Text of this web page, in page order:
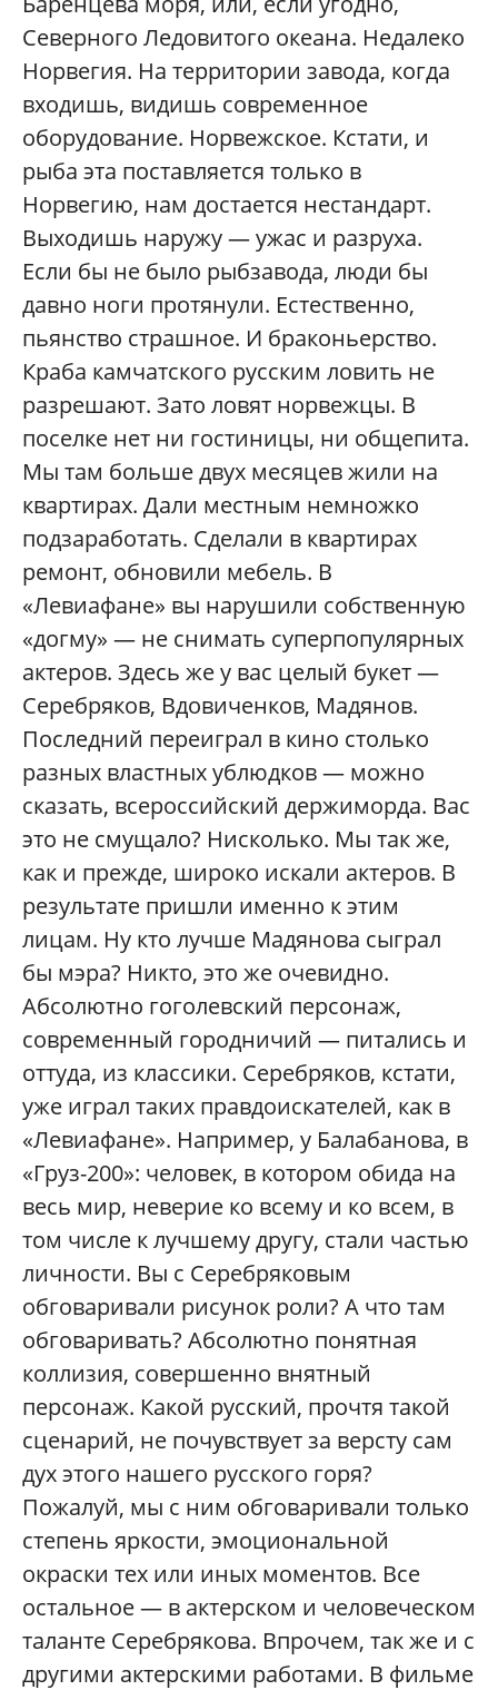
Северного Ледовитого океана. Недалеко
Норвегия. На территории завода, когда
входишь, видишь современное
оборудование. Норвежское. Кстати, и
рыба эта поставляется только в
Норвегию, нам достается нестандарт.
Выходишь наружу — ужас и разруха.
Если бы не было рыбзавода, люди бы
давно ноги протянули. Естественно,
пьянство страшное. И браконьерство.
Краба камчатского русским ловить не
разрешают. Зато ловят норвежцы. В
поселке нет ни гостиницы, ни общепита.
Мы там больше двух месяцев жили на
квартирах. Дали местным немножко
подзаработать. Сделали в квартирах
ремонт, обновили мебель. В
«Левиафане» вы нарушили собственную
«догму» — не снимать суперпопулярных
актеров. Здесь же у вас целый букет —
Серебряков, Вдовиченков, Мадянов.
Последний переиграл в кино столько
разных властных ублюдков — можно
сказать, всероссийский держиморда. Вас
это не смущало? Нисколько. Мы так же,
как и прежде, широко искали актеров. В
результате пришли именно к этим
лицам. Ну кто лучше Мадянова сыграл
бы мэра? Никто, это же очевидно.
Абсолютно гоголевский персонаж,
современный городничий — питались и
оттуда, из классики. Серебряков, кстати,
уже играл таких правдоискателей, как в
«Левиафане». Например, у Балабанова, в
«Груз-200»: человек, в котором обида на
весь мир, неверие ко всему и ко всем, в
том числе к лучшему другу, стали частью
личности. Вы с Серебряковым
обговаривали рисунок роли? А что там
обговаривать? Абсолютно понятная
коллизия, совершенно внятный
персонаж. Какой русский, прочтя такой
сценарий, не почувствует за версту сам
дух этого нашего русского горя?
Пожалуй, мы с ним обговаривали только
степень яркости, эмоциональной
окраски тех или иных моментов. Все
остальное — в актерском и человеческом
таланте Серебрякова. Впрочем, так же и с
другими актерскими работами. В фильме